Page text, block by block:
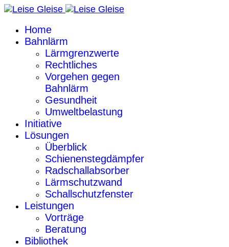
Home
Bahnlärm
Lärmgrenzwerte
Rechtliches
Vorgehen gegen
Bahnlärm
Gesundheit
Umweltbelastung
Initiative
Lösungen
Überblick
Schienenstegdämpfer
Radschallabsorber
Lärmschutzwand
Schallschutzfenster
Leistungen
Vorträge
Beratung
Bibliothek